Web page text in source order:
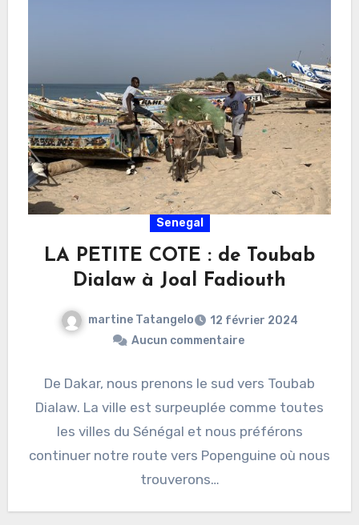
Senegal
LA PETITE COTE : de Toubab
Dialaw à Joal Fadiouth
martine Tatangelo
12 février 2024
Aucun commentaire
De Dakar, nous prenons le sud vers Toubab
Dialaw. La ville est surpeuplée comme toutes
les villes du Sénégal et nous préférons
continuer notre route vers Popenguine où nous
trouverons…